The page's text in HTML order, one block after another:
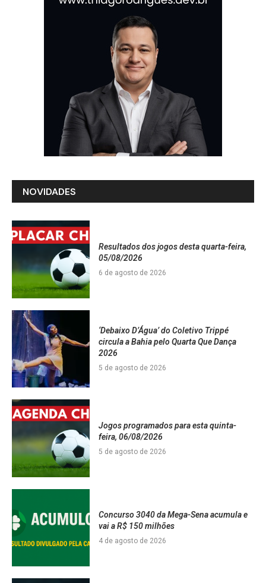
NOVIDADES
Resultados dos jogos desta quarta-feira,
05/08/2026
6 de agosto de 2026
‘Debaixo D’Água’ do Coletivo Trippé
circula a Bahia pelo Quarta Que Dança
2026
5 de agosto de 2026
Jogos programados para esta quinta-
feira, 06/08/2026
5 de agosto de 2026
Concurso 3040 da Mega-Sena acumula e
vai a R$ 150 milhões
4 de agosto de 2026